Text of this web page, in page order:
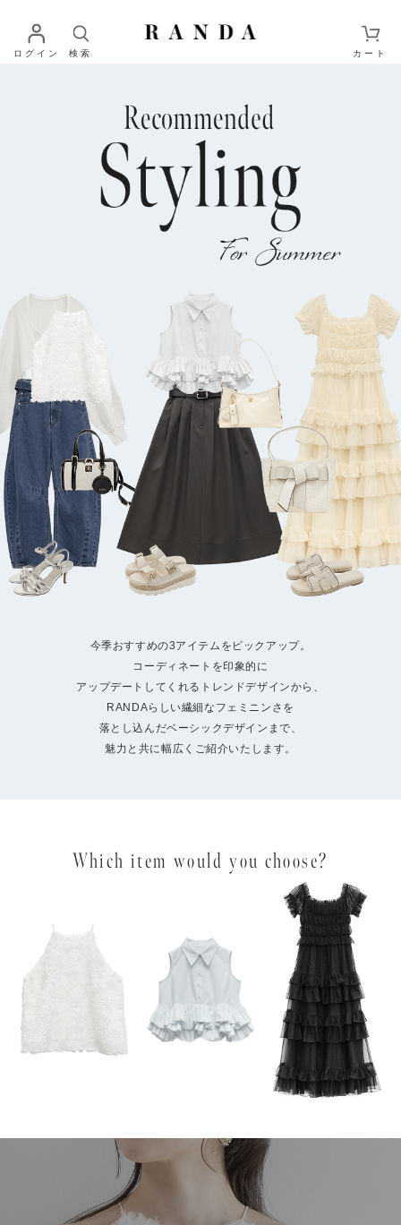
ログイン 検索 カート
今季おすすめの3アイテムをピックアップ。
コーディネートを印象的に
アップデートしてくれるトレンドデザインから、
RANDAらしい繊細なフェミニンさを
落とし込んだベーシックデザインまで、
魅力と共に幅広くご紹介いたします。
Which item would you choose?